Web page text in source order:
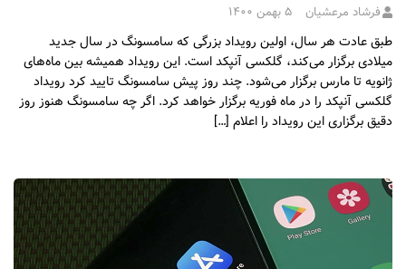
فرشاد مرعشیان ۵ بهمن ۱۴۰۰
طبق عادت هر سال، اولین رویداد بزرگی که سامسونگ در سال جدید
میلادی برگزار می‌کند، گلکسی آنپکد است. این رویداد همیشه بین ماه‌های
ژانویه تا مارس برگزار می‌شود. چند روز پیش سامسونگ تایید کرد رویداد
گلکسی آنپکد را در ماه فوریه برگزار خواهد کرد. اگر چه سامسونگ هنوز روز
دقیق برگزاری این رویداد را اعلام […]